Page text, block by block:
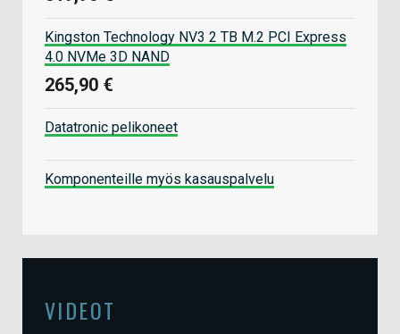
Kingston Technology NV3 2 TB M.2 PCI Express
4.0 NVMe 3D NAND
265,90 €
Datatronic pelikoneet
Komponenteille myös kasauspalvelu
VIDEOT